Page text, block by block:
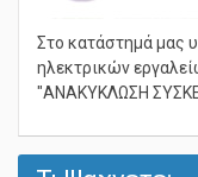
Στο κατάστημά μας
ηλεκτρικών